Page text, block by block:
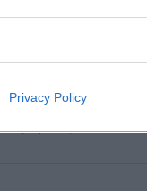
Privacy Policy
στον
να
τη Ρωσία, όπου